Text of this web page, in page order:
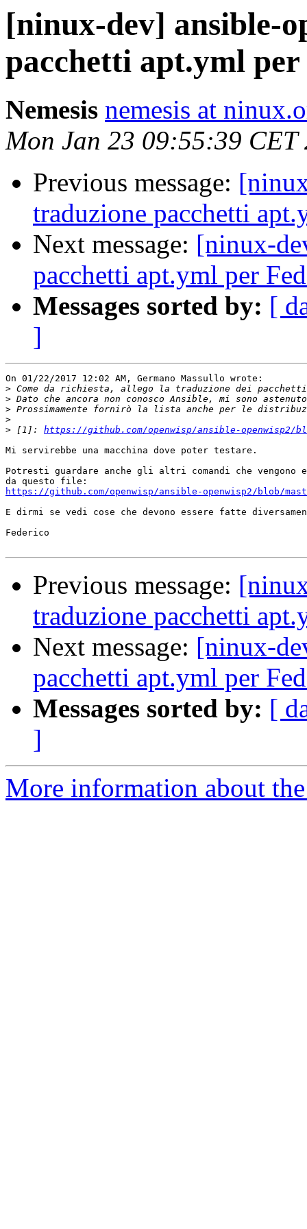
[ninux-dev] ansible-
pacchetti apt.yml
Nemesis nemesis at
Mon Jan 23 09:55:39 CET
Previous message:
traduzione pacchetti
Next message: [ninux-
pacchetti apt.yml per
Messages sorted by: [
]
On 01/22/2017 12:02 AM, Germano Massullo wrote:
>
>
>
>
> [1]: https://github.com/openwisp/ansible-openwisp2/
Mi servirebbe una macchina dove poter testare.
Potresti guardare anche gli altri comandi che vengono
https://github.com/openwisp/ansible-openwisp2/blob/
E dirmi se vedi cose che devono essere fatte
Federico
Previous message:
traduzione pacchetti
Next message: [ninux-
pacchetti apt.yml per
Messages sorted by: [
]
More information about